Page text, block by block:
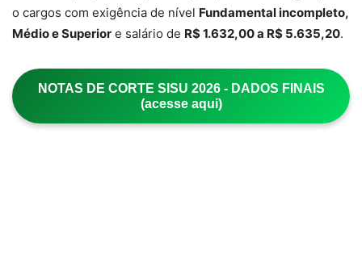
o cargos com exigência de nível Fundamental incompleto,
Médio e Superior e salário de R$ 1.632,00 a R$ 5.635,20.
NOTAS DE CORTE SISU 2026 - DADOS FINAIS
(acesse aqui)